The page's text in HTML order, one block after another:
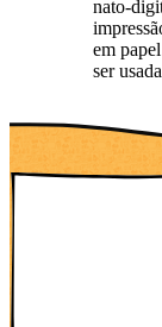
nato-
em
ser